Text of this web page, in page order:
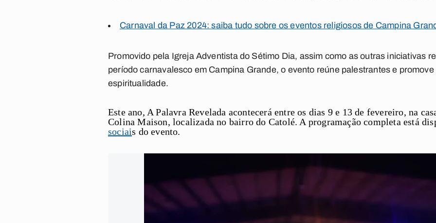
Carnaval da Paz 2024: saiba tudo sobre os eventos religiosos de Campina
Promovido pela Igreja Adventista do Sétimo Dia, assim como as outras iniciativas
período carnavalesco em Campina Grande, o evento reúne palestrantes e
espiritualidade.
Este ano, A Palavra Revelada acontecerá entre os dias 9 e 13 de fevereiro, na
Colina Maison, localizada no bairro do Catolé. A programação completa está
sociais do evento.